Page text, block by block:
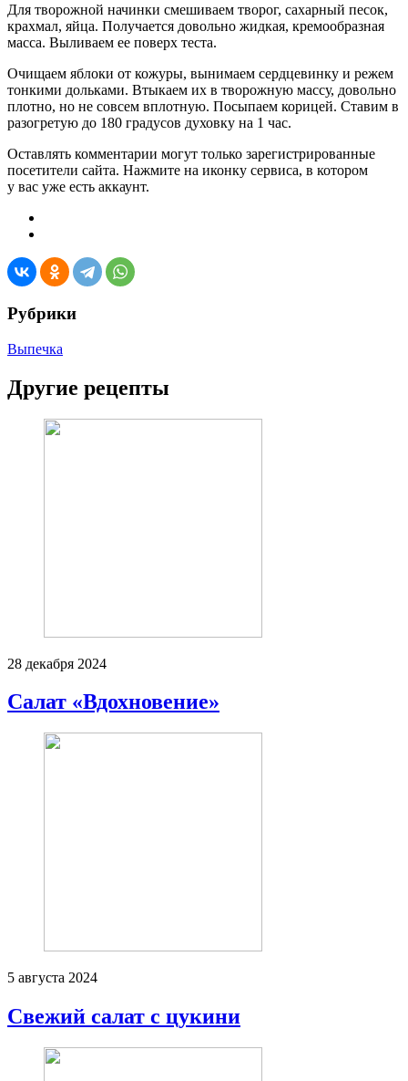
Для творожной начинки смешиваем творог, сахарный песок,
крахмал, яйца. Получается довольно жидкая, кремообразная
масса. Выливаем ее поверх теста.
Очищаем яблоки от кожуры, вынимаем сердцевинку и режем
тонкими дольками. Втыкаем их в творожную массу, довольно
плотно, но не совсем вплотную. Посыпаем корицей. Ставим в
разогретую до 180 градусов духовку на 1 час.
Оставлять комментарии могут только зарегистрированные
посетители сайта. Нажмите на иконку сервиса, в котором
у вас уже есть аккаунт.
Рубрики
Выпечка
Другие рецепты
28 декабря 2024
Салат «Вдохновение»
5 августа 2024
Свежий салат с цукини